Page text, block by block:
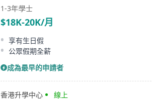
1-3年學士
$18K-20K/月
享有生日假
公眾假期全薪
成為最早的申請者
香港升學中心 線上